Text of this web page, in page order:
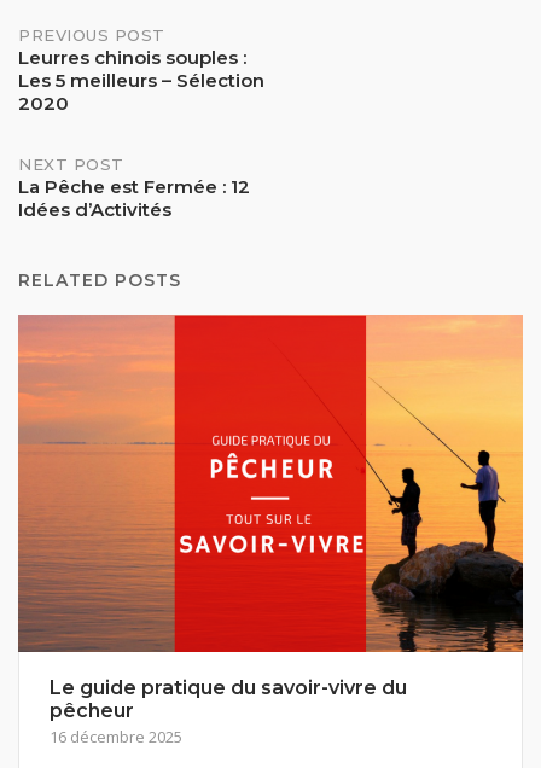
Post
navigation
PREVIOUS POST
Leurres chinois souples :
Les 5 meilleurs – Sélection
2020
NEXT POST
La Pêche est Fermée : 12
Idées d’Activités
RELATED POSTS
Le guide pratique du savoir-vivre du
pêcheur
16 décembre 2025